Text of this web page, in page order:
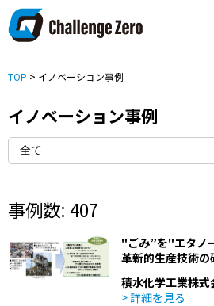
TOP > イノベーション事例
イノベーション事例
事例数: 407
"ごみ”を"エタノ
革新的生産技術の
積水化学工業株式
> 詳細を見る